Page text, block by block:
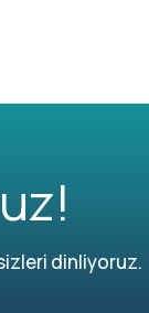
dinliyoruz.